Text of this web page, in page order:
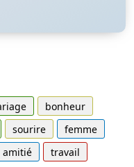
bonheur
sourire
femme
amitié
travail